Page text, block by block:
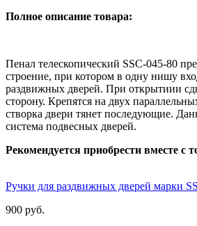
Полное описание товара:
Пенал телескопический SSC-045-80
строение, при котором в одну нишу
раздвижных дверей. При открытиии
сторону. Крепятся на двух
створка двери тянет последующие.
система подвесных дверей.
Рекомендуется приобрести вместе с
Ручки для раздвижных дверей марки
900 руб.